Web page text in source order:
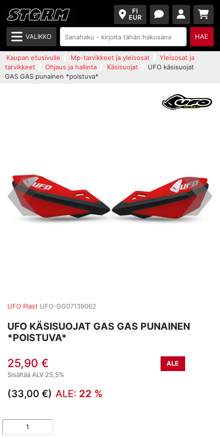
FI
EUR
VALIKKO HAE
Kaupan etusivulle Mp-tarvikkeet ja yleisosat
Yleisosat ja
tarvikkeet
Ohjaus ja hallinta Käsisuojat
UFO käsisuojat
GAS GAS punainen *poistuva*
UFO Plast UFO-GG07139062
UFO KÄSISUOJAT GAS GAS PUNAINEN
*POISTUVA*
25,90 €
ALE
Sisältää ALV 25,5%
(33,00 €) ALE: 22 %